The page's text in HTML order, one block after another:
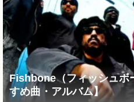
Fishbone（フィッシュボ
すめ曲・アルバム】